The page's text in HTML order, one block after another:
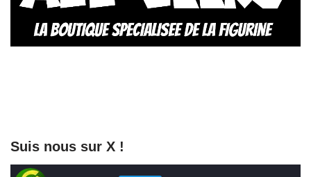
Suis nous sur X !